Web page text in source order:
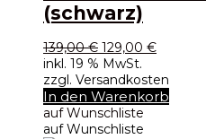
(schwarz)
139,00€ Ursprünglicher
Preis
war:
139,00 €
129,00 €Aktueller
ist:
129,00 €.
inkl. 19 % MwSt.
zzgl. Versandkosten
In den Warenkorb
auf Wunschliste
auf Wunschliste